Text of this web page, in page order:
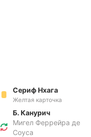
Сериф Нхага
Желтая карточка
Б. Канурич
Мигел Феррейра де
Соуса